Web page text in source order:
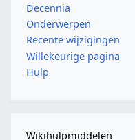
Decennia
Onderwerpen
Recente wijzigingen
Willekeurige pagina
Hulp
Wikihulpmiddelen